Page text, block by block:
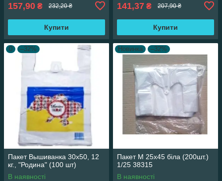
157,90 ₴ 232,20 ₴
Купити
141,37 ₴ 207,90 ₴
Купити
0 –32%
Пакет Вышиванка 30х50, 12
кг., "Родина" (100 шт)
В наявності
Новинка –32%
Пакет М 25х45 біла (200шт.)
1/25 38315
В наявності